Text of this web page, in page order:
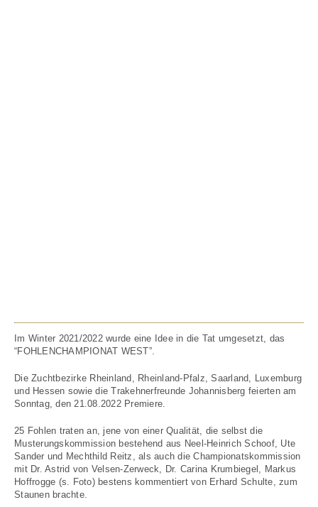
Im Winter 2021/2022 wurde eine Idee in die Tat umgesetzt, das
“FOHLENCHAMPIONAT WEST”.
Die Zuchtbezirke Rheinland, Rheinland-Pfalz, Saarland, Luxemburg
und Hessen sowie die Trakehnerfreunde Johannisberg feierten am
Sonntag, den 21.08.2022 Premiere.
25 Fohlen traten an, jene von einer Qualität, die selbst die
Musterungskommission bestehend aus Neel-Heinrich Schoof, Ute
Sander und Mechthild Reitz, als auch die Championatskommission
mit Dr. Astrid von Velsen-Zerweck, Dr. Carina Krumbiegel, Markus
Hoffrogge (s. Foto) bestens kommentiert von Erhard Schulte, zum
Staunen brachte.